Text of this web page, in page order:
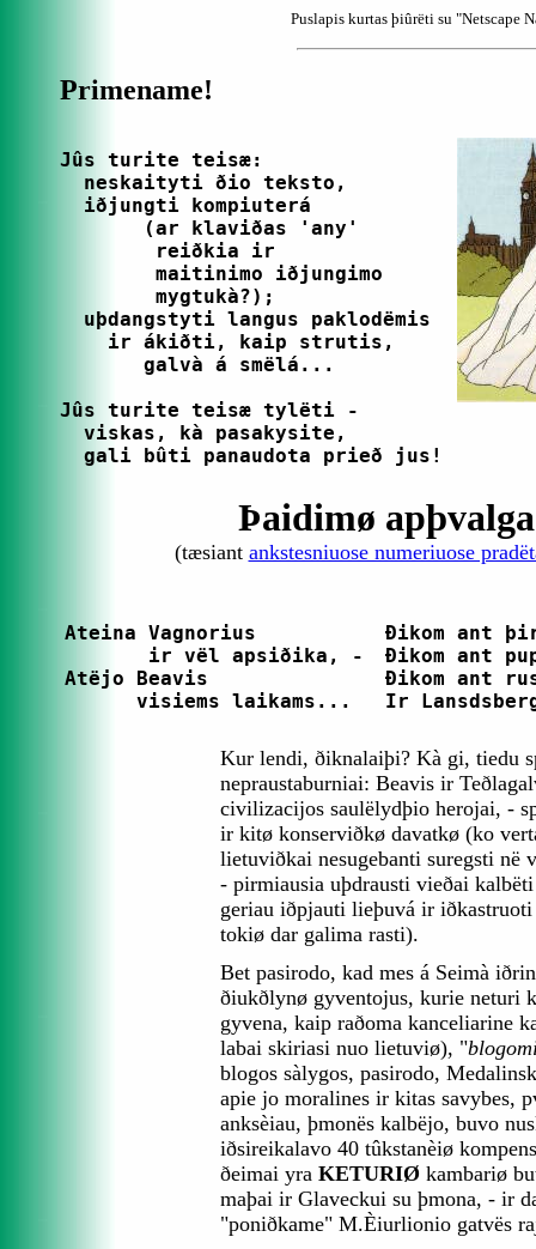
Puslapis kurtas þiûrëti su "Netscape
Primename!
Jûs turite teisæ:
  neskaityti ðio teksto,
  iðjungti kompiuterá
       (ar klaviðas 'any'
        reiðkia ir
        maitinimo iðjungimo
        mygtukà?);
  uþdangstyti langus paklodëmis
    ir ákiðti, kaip strutis,
       galvà á smëlá...
Jûs turite teisæ tylëti -
  viskas, kà pasakysite,
  gali bûti panaudota prieð jus!
Þaidimø apþvalga
(tæsiant ankstesniuose numeriuose
Ateina Vagnorius
       ir vël apsiðika, -
Atëjo Beavis
      visiems laikams...
Ðikom ant
Ðikom ant
Ðikom ant
Ir
Kur lendi, ðiknalaiþi? Kà gi, tiedu
nepraustaburniai: Beavis ir
civilizacijos saulëlydþio herojai, -
ir kitø konserviðkø davatkø (ko
lietuviðkai nesugebanti suregsti në
- pirmiausia uþdrausti vieðai
geriau iðpjauti lieþuvá ir
tokiø dar galima rasti).
Bet pasirodo, kad mes á Seimà
ðiukðlynø gyventojus, kurie neturi
gyvena, kaip raðoma kanceliarine
labai skiriasi nuo lietuviø), "
blogos sàlygos, pasirodo,
apie jo moralines ir kitas savybes,
anksèiau, þmonës kalbëjo, buvo
iðsireikalavo 40 tûkstanèiø
ðeimai yra KETURIØ kambariø
maþai ir Glaveckui su þmona, - ir
"poniðkame" M.Èiurlionio gatvës